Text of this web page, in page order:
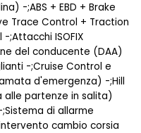
-;ABS + EBD + Brake
Trace Control + Traction
;Attacchi ISOFIX
del conducente (DAA)
-;Cruise Control e
d'emergenza) -;Hill
alle partenze in salita)
di allarme
cambio corsia